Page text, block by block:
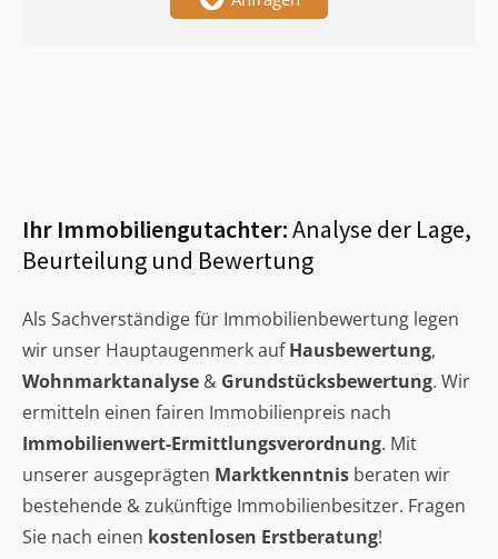
Ihr Immobiliengutachter:Analyse der Lage,
Beurteilung und Bewertung
Als Sachverständige für Immobilienbewertung legen
wir unser Hauptaugenmerk aufHausbewertung,
Wohnmarktanalyse & Grundstücksbewertung. Wir
ermitteln einen fairen Immobilienpreis nach
Immobilienwert-Ermittlungsverordnung. Mit
unserer ausgeprägten Marktkenntnis beraten wir
bestehende & zukünftige Immobilienbesitzer. Fragen
Sie nach einen kostenlosen Erstberatung!